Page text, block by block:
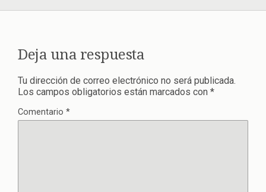
Deja una respuesta
Tu dirección de correo electrónico no será publicada.
Los campos obligatorios están marcados con *
Comentario *